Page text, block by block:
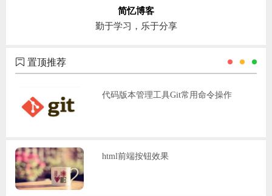
简忆博客
勤于学习，乐于分享
置顶推荐
代码版本管理工具Git常用命令操作
html前端按钮效果